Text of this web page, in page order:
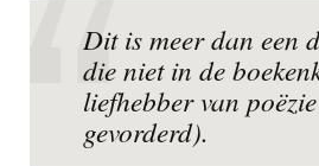
Dit is meer dan een
die niet in de
liefhebber van
gevorderd).